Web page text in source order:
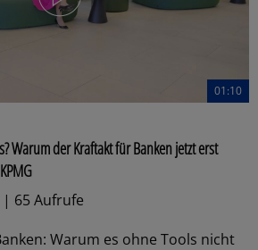
01:10
Warum der Kraftakt für Banken jetzt erst
| 65 Aufrufe
Warum es ohne Tools nicht